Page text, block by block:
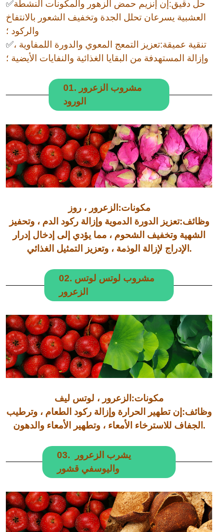
✅حل دقيق:إن إنزيم حمض الزهور والمكونات النشطة
العشبية يسرعان تحلل الجدة وتخفيف الشعور بالانتفاخ
والركود ؛
✅تنقية عميقة:تعزيز التمعج المعوي والدورة اللمفاوية ،
وإزالة المستهدفة من البقايا الغذائية والنفايات الأيضية ؛
01. مشروب الزعرور
الورود
مكونات:الزعرور ، روز
وظائف:تعزيز الدورة الدموية وإزالة ركود الدم ، وتحفيز
الشهية وتخفيف الشحوم ، مما يؤدي إلى إدخال إدرار
الإدراج لإزالة الوذمة ، وتعزيز التمثيل الغذائي.
02. مشروب لوتس لوتس
الزعرور
مكونات:الزعرور ، لوتس ليف
وظائف:إن تطهير الحرارة وإزالة ركود الطعام ، وترطيب
الجفاف للاسترخاء الأمعاء ، وتطهير الأمعاء والدهون.
03. يشرب الزعرور
واليوسفي قشور